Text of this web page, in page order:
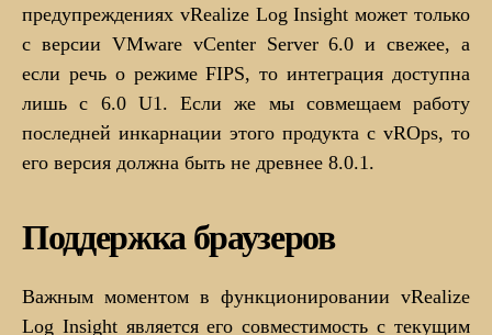
предупреждениях vRealize Log Insight может только
с версии VMware vCenter Server 6.0 и свежее, а
если речь о режиме FIPS, то интеграция доступна
лишь с 6.0 U1. Если же мы совмещаем работу
последней инкарнации этого продукта с vROps, то
его версия должна быть не древнее 8.0.1.
Поддержка браузеров
Важным моментом в функционировании vRealize
Log Insight является его совместимость с текущим